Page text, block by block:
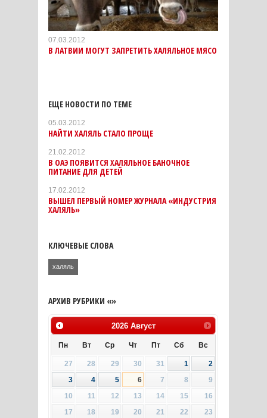
07.03.2012
В ЛАТВИИ МОГУТ ЗАПРЕТИТЬ ХАЛЯЛЬНОЕ МЯСО
ЕЩЕ НОВОСТИ ПО ТЕМЕ
05.03.2012
НАЙТИ ХАЛЯЛЬ СТАЛО ПРОЩЕ
21.02.2012
В ОАЭ ПОЯВИТСЯ ХАЛЯЛЬНОЕ БАНОЧНОЕ
ПИТАНИЕ ДЛЯ ДЕТЕЙ
17.02.2012
ВЫШЕЛ ПЕРВЫЙ НОМЕР ЖУРНАЛА «ИНДУСТРИЯ
ХАЛЯЛЬ»
КЛЮЧЕВЫЕ СЛОВА
халяль
АРХИВ РУБРИКИ «»
2026 Август
Пн Вт Ср Чт Пт Сб Вс
27 28 29 30 31 1
2
3
4 5 6 7 8
9
10
11 12 13 14 15
16
17
18 19 20 21 22
23